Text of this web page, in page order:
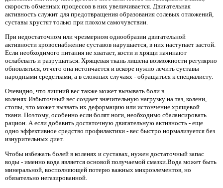
скорость обменных процессов в них увеличивается. Двигательная
активность служит для предотвращения образования солевых отложений,
суставы хрустят только при плохом самочувствии.
При недостаточном или чрезмерном однообразии двигательной
активности кровоснабжение суставов нарушается, в них наступает застой.
Если необходимого питания не хватает, кости и хрящи начинают
ослабевать и разрушаться. Хрящевая ткань лишена возможности регулярно
обновляться, отчего она истончается и вскоре нужно лечить суставы
народными средствами, а в сложных случаях - обращаться к специалисту.
Очевидно, что лишний вес также может вызывать боли в
коленях.Избыточный вес создает значительную нагрузку на таз, колени,
стопы, что может вызвать их деформацию или истончение хрящевой
ткани. Поэтому, особенно если болят ноги, необходимо сбалансировать
рацион. А если добавить достаточную двигательную активность - еще
одно эффективное средство профилактики - вес быстро нормализуется без
изнурительных диет.
Чтобы избежать болей в коленях и суставах, нужен достаточный запас
воды - именно вода является основой получаемой смазки.Вода может быть
минеральной, восполняющей потерю важных микроэлементов, но
обязательно негазированной.